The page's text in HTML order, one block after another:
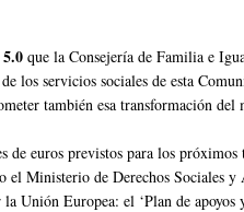
que la Consejería de Familia e
los servicios sociales de esta
también esa transformación
euros previstos para los próximos
el Ministerio de Derechos Sociales
Unión Europea: el ‘Plan de apoyos